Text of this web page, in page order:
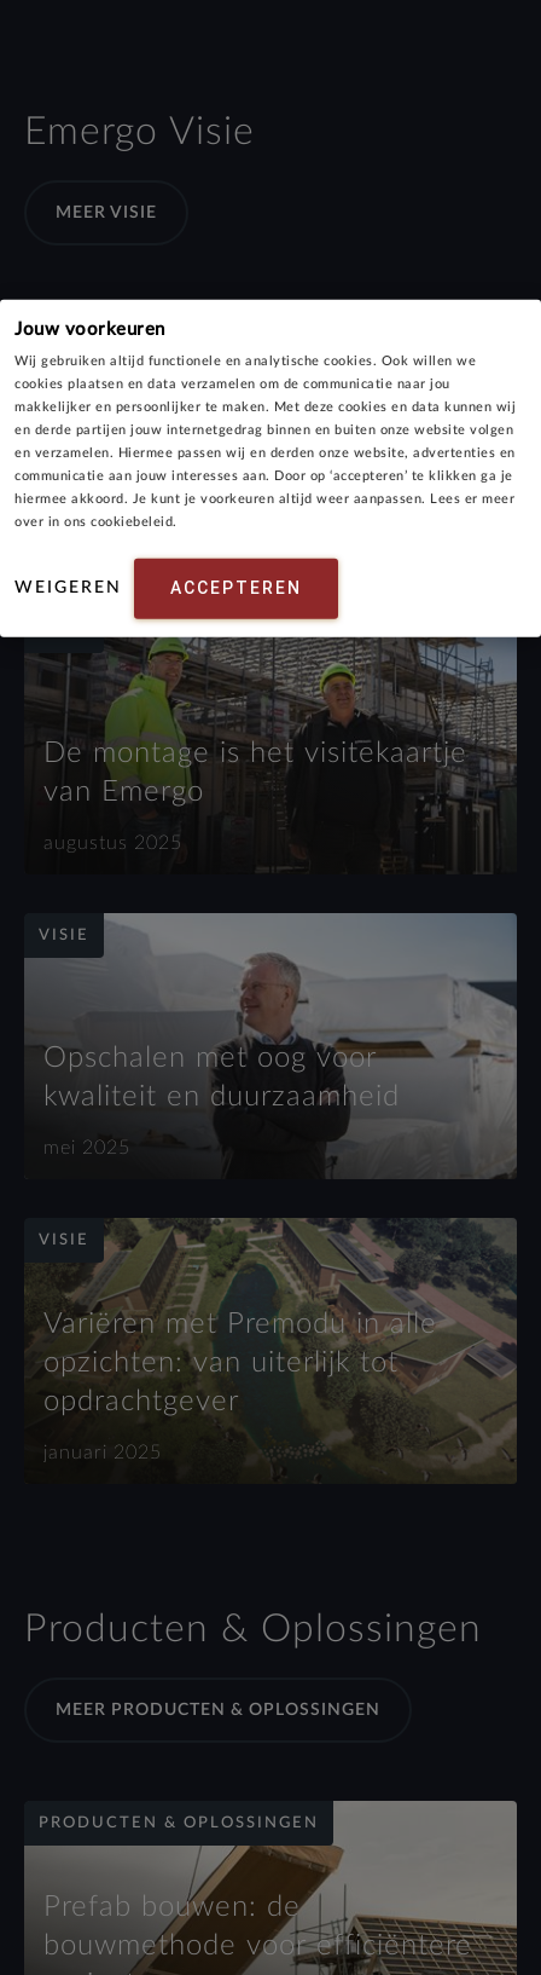
Jouw voorkeuren
Wij gebruiken altijd functionele en analytische cookies. Ook willen we
cookies plaatsen en data verzamelen om de communicatie naar jou
makkelijker en persoonlijker te maken. Met deze cookies en data kunnen wij
en derde partijen jouw internetgedrag binnen en buiten onze website volgen
en verzamelen. Hiermee passen wij en derden onze website, advertenties en
communicatie aan jouw interesses aan. Door op ‘accepteren’ te klikken ga je
hiermee akkoord. Je kunt je voorkeuren altijd weer aanpassen. Lees er meer
over in ons cookiebeleid.
WEIGEREN ACCEPTEREN
Emergo Visie
MEER VISIE
VISIE
Houten modulaire
appartementen: Alles over de
ontwikkeling van de eerste
prototypes van de Premodu
appartementen
De montage is het visitekaartje
van Emergo
augustus 2025
VISIE
Opschalen met oog voor
kwaliteit en duurzaamheid
mei 2025
VISIE
Variëren met Premodu in alle
opzichten: van uiterlijk tot
opdrachtgever
januari 2025
Producten & Oplossingen
MEER PRODUCTEN & OPLOSSINGEN
PRODUCTEN & OPLOSSINGEN
Prefab bouwen: de
bouwmethode voor efficiëntere